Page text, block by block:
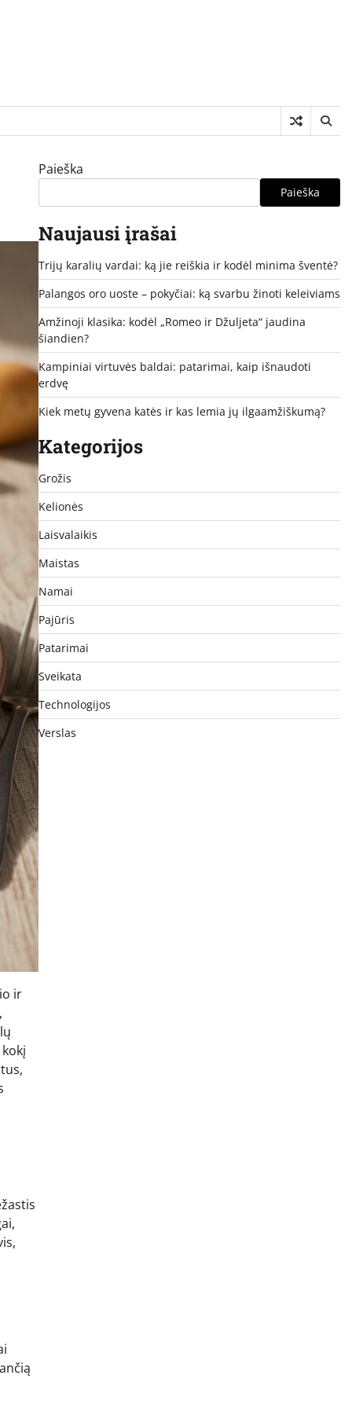
ir
Paieška
Paieška
Naujausi įrašai
Trijų karalių vardai: ką jie reiškia ir kodėl minima šventė?
Palangos oro uoste – pokyčiai: ką svarbu žinoti keleiviams
Amžinoji klasika: kodėl „Romeo ir Džuljeta“ jaudina
šiandien?
Kampiniai virtuvės baldai: patarimai, kaip išnaudoti
erdvę
Kiek metų gyvena katės ir kas lemia jų ilgaamžiškumą?
Kategorijos
Grožis
Kelionės
Laisvalaikis
Maistas
Namai
Pajūris
Patarimai
Sveikata
Technologijos
Verslas